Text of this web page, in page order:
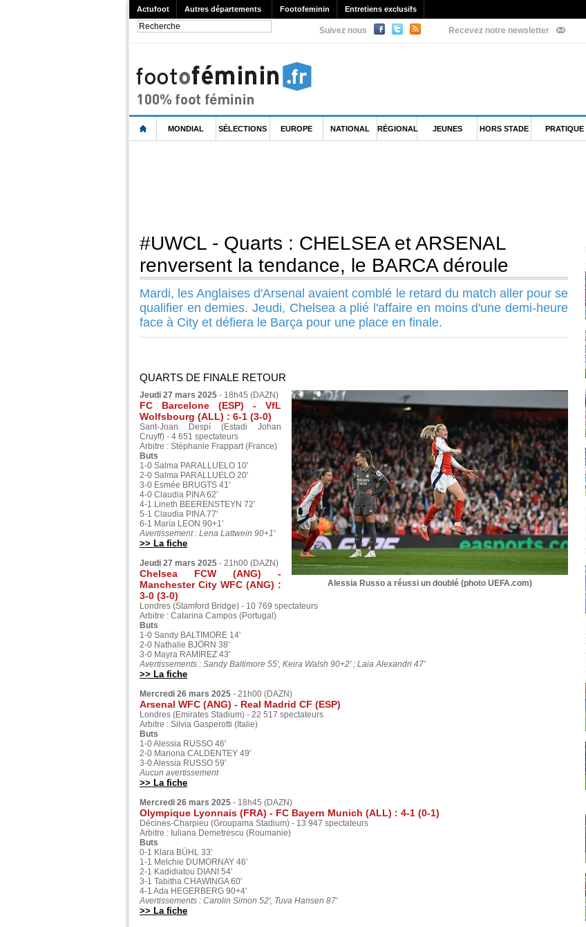
Actufoot Autres départements Footofeminin Entretiens exclusifs
Suivez nous Recevez notre newsletter
MONDIAL SÉLECTIONS EUROPE NATIONAL RÉGIONAL JEUNES HORS STADE PRATIQUE
#UWCL - Quarts : CHELSEA et ARSENAL
renversent la tendance, le BARCA déroule
Mardi, les Anglaises d'Arsenal avaient comblé le retard du match aller pour se
qualifier en demies. Jeudi, Chelsea a plié l'affaire en moins d'une demi-heure
face à City et défiera le Barça pour une place en finale.
QUARTS DE FINALE RETOUR
Alessia Russo a réussi un doublé (photo UEFA.com)
Jeudi 27 mars 2025 - 18h45 (DAZN)
FC Barcelone (ESP) - VfL
Wolfsbourg (ALL) : 6-1 (3-0)
Sant-Joan Despí (Estadi Johan
Cruyff) - 4 651 spectateurs
Arbitre : Stéphanie Frappart (France)
Buts
1-0 Salma PARALLUELO 10'
2-0 Salma PARALLUELO 20'
3-0 Esmée BRUGTS 41'
4-0 Claudia PINA 62'
4-1 Lineth BEERENSTEYN 72'
5-1 Claudia PINA 77'
6-1 María LEON 90+1'
Avertissement : Lena Lattwein 90+1'
>> La fiche
Jeudi 27 mars 2025 - 21h00 (DAZN)
Chelsea FCW (ANG) -
Manchester City WFC (ANG) :
3-0 (3-0)
Londres (Stamford Bridge) - 10 769 spectateurs
Arbitre : Catarina Campos (Portugal)
Buts
1-0 Sandy BALTIMORE 14'
2-0 Nathalie BJÖRN 38'
3-0 Mayra RAMIREZ 43'
Avertissements : Sandy Baltimore 55', Keira Walsh 90+2' ; Laia Alexandri 47'
>> La fiche
Mercredi 26 mars 2025 - 21h00 (DAZN)
Arsenal WFC (ANG) - Real Madrid CF (ESP)
Londres (Emirates Stadium) - 22 517 spectateurs
Arbitre : Silvia Gasperotti (Italie)
Buts
1-0 Alessia RUSSO 46'
2-0 Mariona CALDENTEY 49'
3-0 Alessia RUSSO 59'
Aucun avertissement
>> La fiche
Mercredi 26 mars 2025 - 18h45 (DAZN)
Olympique Lyonnais (FRA) - FC Bayern Munich (ALL) : 4-1 (0-1)
Décines-Charpieu (Groupama Stadium) - 13 947 spectateurs
Arbitre : Iuliana Demetrescu (Roumanie)
Buts
0-1 Klara BÜHL 33'
1-1 Melchie DUMORNAY 46'
2-1 Kadidiatou DIANI 54'
3-1 Tabitha CHAWINGA 60'
4-1 Ada HEGERBERG 90+4'
Avertissements : Carolin Simon 52', Tuva Hansen 87'
>> La fiche